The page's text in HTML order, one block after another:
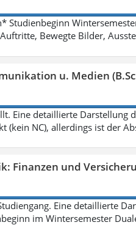
Studienbeginn
Bewegte Bilder,
u. Medien
Eine detaillierte Darstellung
(kein NC), allerdings ist der
Finanzen und
Eine detaillierte
im Wintersemester